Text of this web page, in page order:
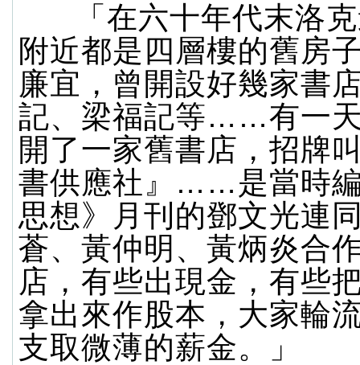
「在六十年代末洛
附近都是四層樓的舊房
廉宜，曾開設好幾家書
記、梁福記等……有一
開了一家舊書店，招牌
書供應社』……是當時
思想》月刊的鄧文光連
蒼、黃仲明、黃炳炎合
店，有些出現金，有些
拿出來作股本，大家輪
支取微薄的薪金。」